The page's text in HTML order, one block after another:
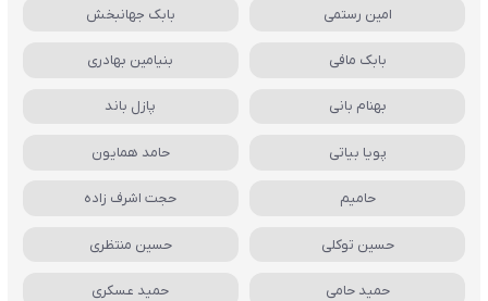
امین رستمی بابک جهانبخش
بابک مافی بنیامین بهادری
بهنام بانی پازل باند
پویا بیاتی حامد همایون
حامیم حجت اشرف زاده
حسین توکلی حسین منتظری
حمید حامی حمید عسکری